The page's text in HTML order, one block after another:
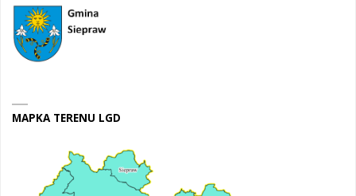
MAPKA TERENU LGD